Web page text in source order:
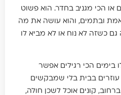
או הכי מגניב בחדר. הוא פשוט
ובתמים, והוא עושה את מה
כשזה לא נוח או לא מביא לו
בימים הכי רגילים אפשר
בבית בלי שמבקשים
קונים אוכל לשכן חולה,